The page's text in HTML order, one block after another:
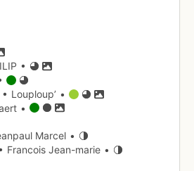
•
• Louploup’ •
•
Marcel •
Francois Jean-marie •